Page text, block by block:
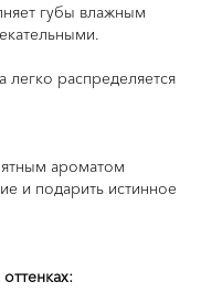
губы влажным
легко распределяется
ароматом
и подарить истинное